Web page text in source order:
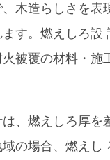
木造らしさを表
す。燃えしろ設
被覆の材料・施
、燃えしろ厚を
域の場合、燃え